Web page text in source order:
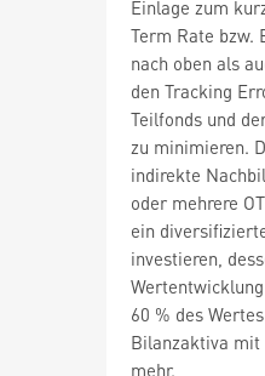
Einlage zum
Term Rate bzw.
nach oben als
den Tracking
Teilfonds und
zu minimieren.
indirekte
oder mehrere
ein
investieren,
60 % des
Bilanzaktiva mit
mehr.